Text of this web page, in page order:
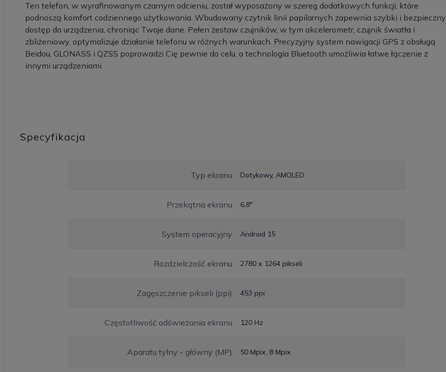
Ten telefon, w wyrafinowanym czarnym odcieniu, został wyposażony w szereg dodatkowych funkcji, które
podnoszą komfort codziennego użytkowania. Wbudowany czytnik linii papilarnych zapewnia szybki i bezpieczny
dostęp do urządzenia, chroniąc Twoje dane. Pełen zestaw czujników, w tym akcelerometr, czujnik światła i
zbliżeniowy, optymalizuje działanie telefonu w różnych warunkach. Precyzyjny system nawigacji GPS z obsługą
Beidou, GLONASS i QZSS poprowadzi Cię pewnie do celu, a technologia Bluetooth umożliwia łatwe łączenie z
innymi urządzeniami.
Specyfikacja
Typ ekranu Dotykowy, AMOLED
Przekątna ekranu 6,8"
System operacyjny Android 15
Rozdzielczość ekranu 2780 x 1264 pikseli
Zagęszczenie pikseli (ppi) 453 ppi
Częstotliwość odświeżania ekranu 120 Hz
Aparatu tylny - główny (MP) 50 Mpix, 8 Mpix